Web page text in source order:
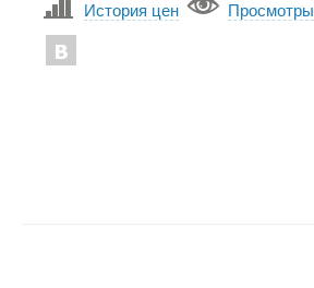
История цен Просмотры